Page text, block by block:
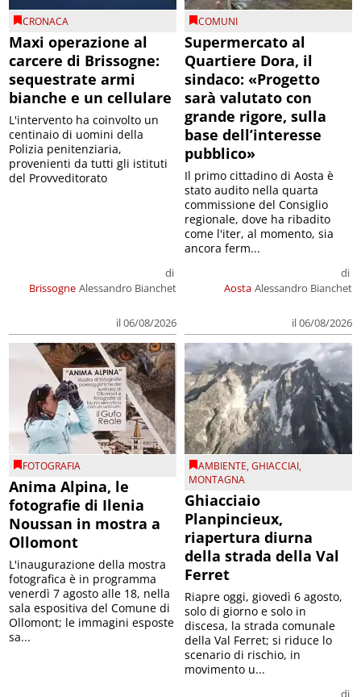
CRONACA
Maxi operazione al
carcere di Brissogne:
sequestrate armi
bianche e un cellulare
Brissogne
di
Alessandro Bianchet
il 06/08/2026
L'intervento ha coinvolto un
centinaio di uomini della
Polizia penitenziaria,
provenienti da tutti gli istituti
del Provveditorato
COMUNI
Supermercato al
Quartiere Dora, il
sindaco: «Progetto
sarà valutato con
grande rigore, sulla
base dell’interesse
pubblico»
Aosta
di
Alessandro Bianchet
il 06/08/2026
Il primo cittadino di Aosta è
stato audito nella quarta
commissione del Consiglio
regionale, dove ha ribadito
come l'iter, al momento, sia
ancora ferm...
FOTOGRAFIA
Anima Alpina, le
fotografie di Ilenia
Noussan in mostra a
Ollomont
L'inaugurazione della mostra
fotografica è in programma
venerdì 7 agosto alle 18, nella
sala espositiva del Comune di
Ollomont; le immagini esposte
sa...
AMBIENTE,GHIACCIAI,
MONTAGNA
Ghiacciaio
Planpincieux,
riapertura diurna
della strada della Val
Ferret
Riapre oggi, giovedì 6 agosto,
solo di giorno e solo in
discesa, la strada comunale
della Val Ferret; si riduce lo
scenario di rischio, in
movimento u...